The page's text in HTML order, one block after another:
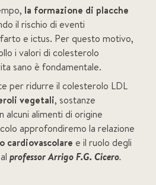
la formazione di placche
il rischio di eventi
e ictus. Per questo motivo,
i valori di colesterolo
sano è fondamentale.
per ridurre il colesterolo LDL
vegetali, sostanze
alcuni alimenti di origine
approfondiremo la relazione
cardiovascolare e il ruolo degli
professor Arrigo F.G. Cicero.